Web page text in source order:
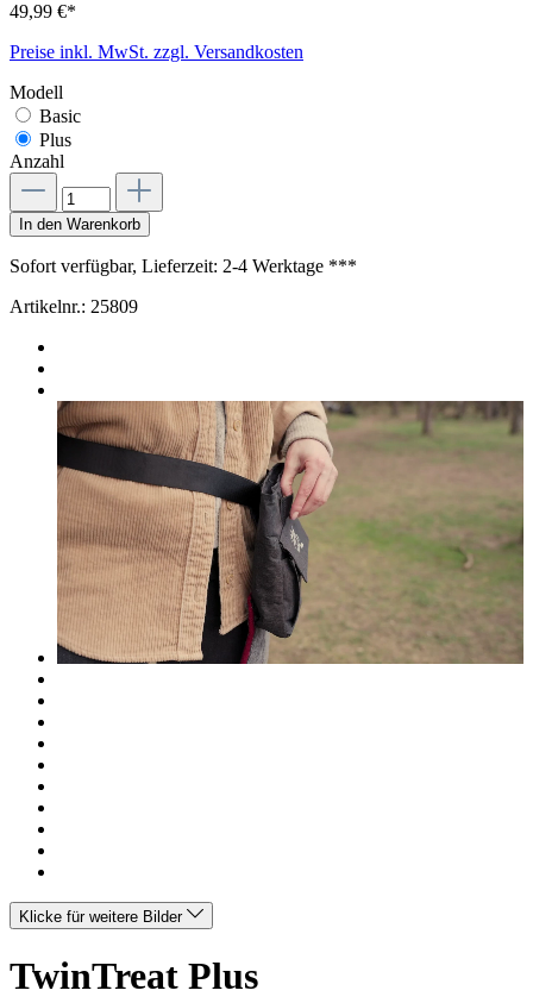
49,99 €*
Preise inkl. MwSt. zzgl. Versandkosten
Modell
Basic
Plus
Anzahl
In den Warenkorb
Sofort verfügbar, Lieferzeit: 2-4 Werktage ***
Artikelnr.: 25809
Klicke für weitere Bilder
TwinTreat Plus